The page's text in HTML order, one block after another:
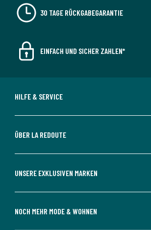
30 TAGE RÜCKGABEGARANTIE
EINFACH UND SICHER ZAHLEN*
HILFE & SERVICE
ÜBER LA REDOUTE
UNSERE EXKLUSIVEN MARKEN
NOCH MEHR MODE & WOHNEN